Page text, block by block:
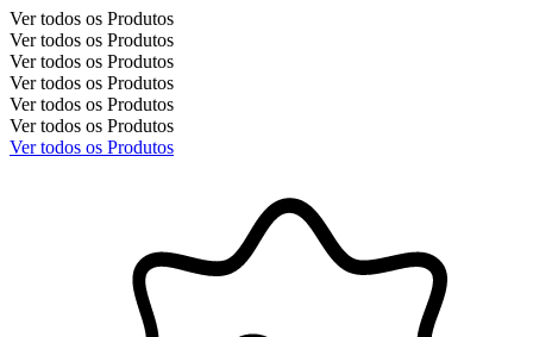
Ver todos os Produtos
Ver todos os Produtos
Ver todos os Produtos
Ver todos os Produtos
Ver todos os Produtos
Ver todos os Produtos
Ver todos os Produtos